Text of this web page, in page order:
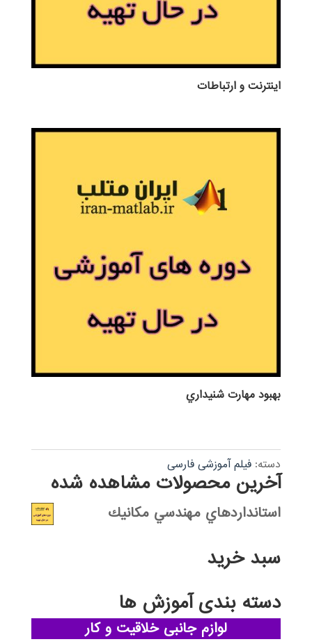
اينترنت و ارتباطات
بهبود مهارت شنيداري
دسته: فیلم آموزشی فارسی
آخرین محصولات مشاهده شده
استانداردهاي مهندسي مكانيك
سبد خرید
دسته بندی آموزش ها
لوازم جانبی خلاقیت و کار